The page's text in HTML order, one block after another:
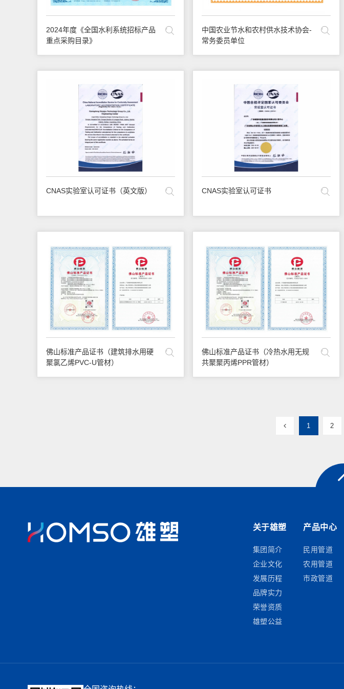
2024年度《全国水利系统招标产品
重点采购目录》
中国农业节水和农村供水技术协会-
常务委员单位
CNAS实验室认可证书（英文版） CNAS实验室认可证书
佛山标准产品证书（建筑排水用硬
聚氯乙烯PVC-U管材）
佛山标准产品证书（冷热水用无规
共聚聚丙烯PPR管材）
1 2
关于雄塑
集团简介
企业文化
发展历程
品牌实力
荣誉资质
雄塑公益
产品中心
民用管道
农用管道
市政管道